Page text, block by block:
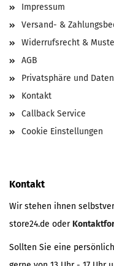
Impressum
Versand- &
Widerrufsrecht &
AGB
Privatsphäre und
Kontakt
Callback Service
Cookie Einstellungen
Kontakt
Wir stehen ihnen
store24.de oder
Sollten Sie eine